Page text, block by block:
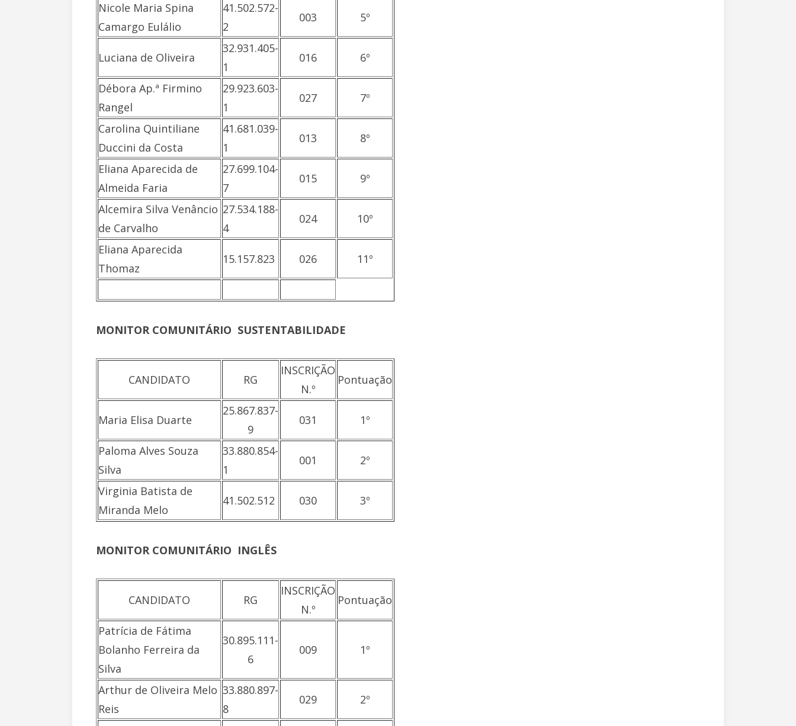
Nicole Maria Spina
Camargo Eulálio
41.502.572-
2
003 5º
Luciana de Oliveira
32.931.405-
1
016 6º
Débora Ap.ª Firmino
Rangel
29.923.603-
1
027 7º
Carolina Quintiliane
Duccini da Costa
41.681.039-
1
013 8º
Eliana Aparecida de
Almeida Faria
27.699.104-
7
015 9º
Alcemira Silva Venâncio
de Carvalho
27.534.188-
4
024 10º
Eliana Aparecida
Thomaz
15.157.823 026 11º
MONITOR COMUNITÁRIO  SUSTENTABILIDADE
CANDIDATO RG
INSCRIÇÃO
N.º
Pontuação
Maria Elisa Duarte
25.867.837-
9
031 1º
Paloma Alves Souza
Silva
33.880.854-
1
001 2º
Virginia Batista de
Miranda Melo
41.502.512 030 3º
MONITOR COMUNITÁRIO  INGLÊS
CANDIDATO RG
INSCRIÇÃO
N.º
Pontuação
Patrícia de Fátima
Bolanho Ferreira da
Silva
30.895.111-
6
009 1º
Arthur de Oliveira Melo
Reis
33.880.897-
8
029 2º